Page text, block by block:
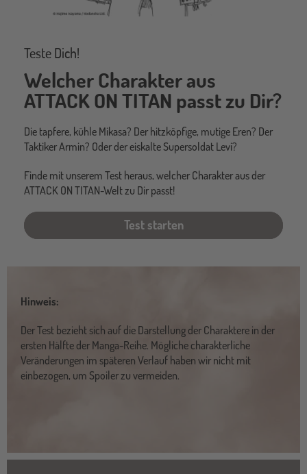
Teste Dich!
Welcher Charakter aus
ATTACK ON TITAN passt zu Dir?
Die tapfere, kühle Mikasa? Der hitzköpfige, mutige Eren? Der
Taktiker Armin? Oder der eiskalte Supersoldat Levi?
Finde mit unserem Test heraus, welcher Charakter aus der
ATTACK ON TITAN-Welt zu Dir passt!
Test starten
Hinweis:
Der Test bezieht sich auf die Darstellung der Charaktere in der
ersten Hälfte der Manga-Reihe. Mögliche charakterliche
Veränderungen im späteren Verlauf haben wir nicht mit
einbezogen, um Spoiler zu vermeiden.